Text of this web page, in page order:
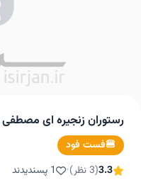
رستوران زنجیره ای مصطفی
🍔فست فود
3.3(3 نظر) • 1 پسندیدند